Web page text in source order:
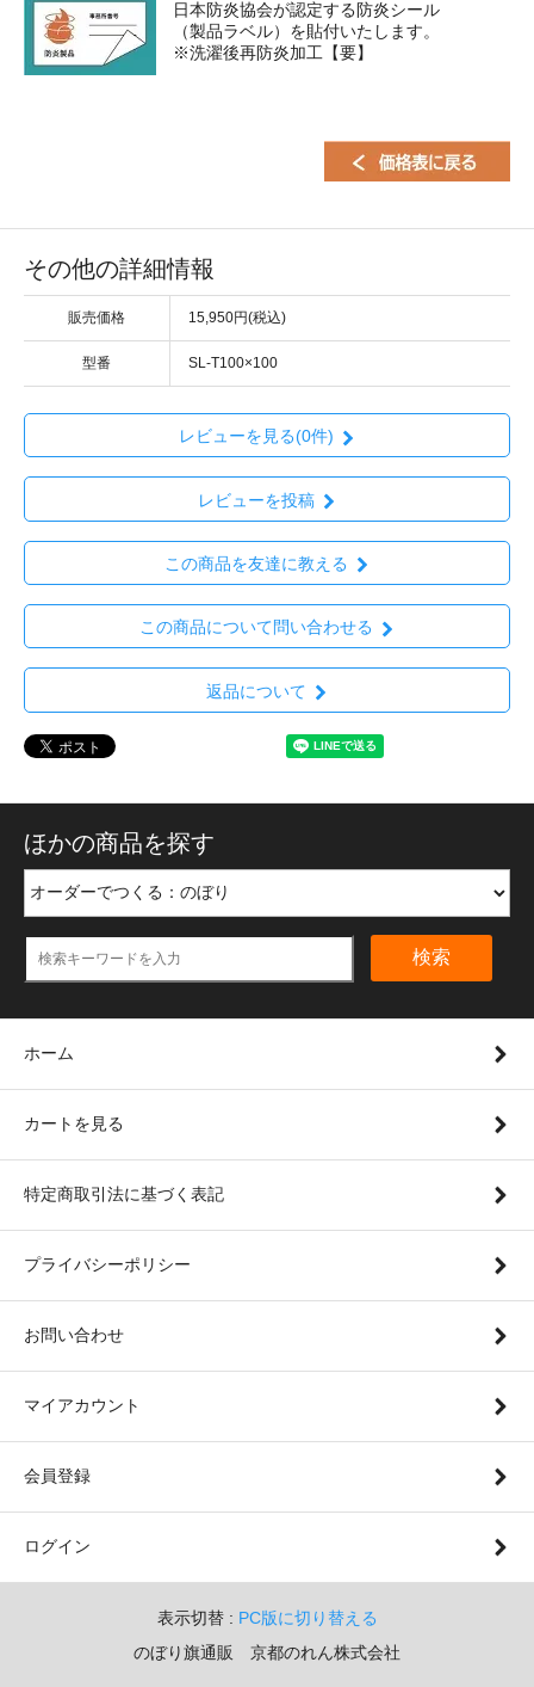
日本防炎協会が認定する防炎シール
（製品ラベル）を貼付いたします。
※洗濯後再防炎加工【要】
その他の詳細情報
販売価格 15,950円(税込)
型番 SL-T100×100
レビューを見る(0件)
レビューを投稿
この商品を友達に教える
この商品について問い合わせる
返品について
ほかの商品を探す
検索
ホーム
カートを見る
特定商取引法に基づく表記
プライバシーポリシー
お問い合わせ
マイアカウント
会員登録
ログイン
表示切替 : PC版に切り替える
のぼり旗通販 京都のれん株式会社